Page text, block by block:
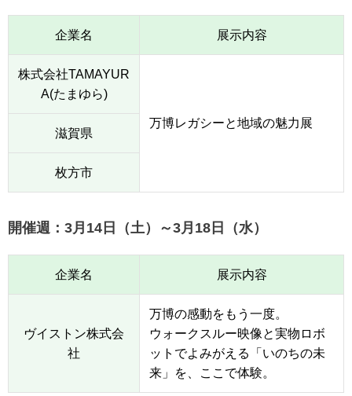
企業名 展示内容
株式会社TAMAYUR
A(たまゆら)
万博レガシーと地域の魅力展
滋賀県
枚方市
開催週：3月14日（土）～3月18日（水）
企業名 展示内容
ヴイストン株式会
社
万博の感動をもう一度。
ウォークスルー映像と実物ロボ
ットでよみがえる「いのちの未
来」を、ここで体験。